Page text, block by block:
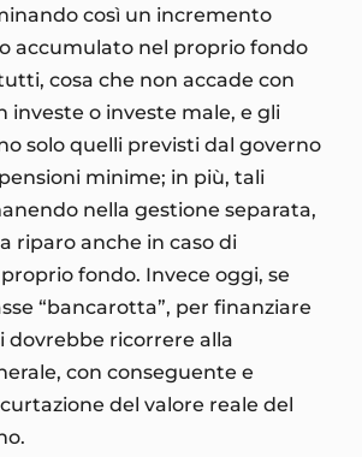
così un incremento
accumulato nel proprio fondo
cosa che non accade con
investe o investe male, e gli
solo quelli previsti dal governo
minime; in più, tali
nella gestione separata,
riparo anche in caso di
fondo. Invece oggi, se
“bancarotta”, per finanziare
dovrebbe ricorrere alla
con conseguente e
del valore reale del